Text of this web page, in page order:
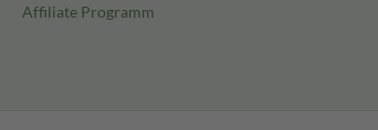
Affiliate Programm